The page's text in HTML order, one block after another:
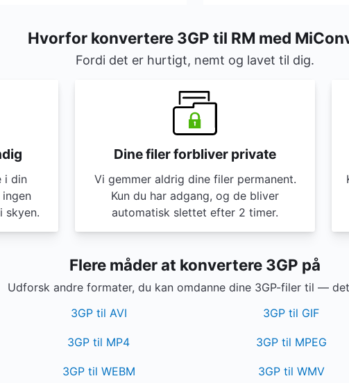
Hvorfor konvertere 3GP til RM med
Fordi det er hurtigt, nemt og lavet til dig.
i din
skyen.
Dine filer forbliver private
Vi gemmer aldrig dine filer permanent.
Kun du har adgang, og de bliver
automatisk slettet efter 2 timer.
Flere måder at konvertere 3GP på
Udforsk andre formater, du kan omdanne dine 3GP-filer til —
3GP til AVI 3GP til GIF
3GP til MP4 3GP til MPEG
3GP til WEBM 3GP til WMV